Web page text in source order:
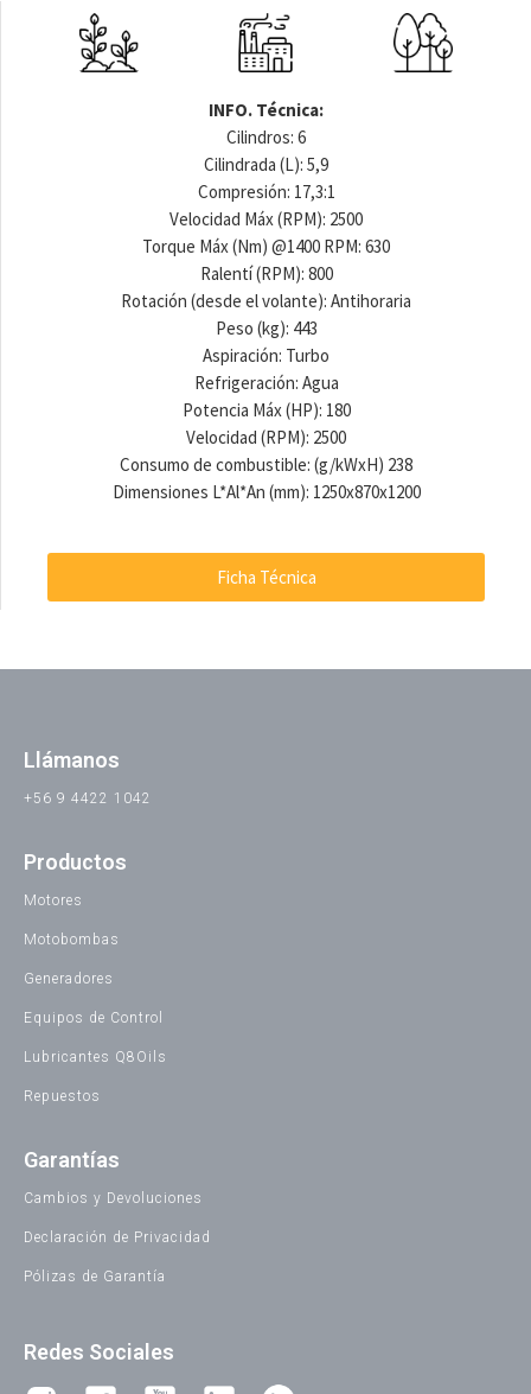
INFO. Técnica:
Cilindros: 6
Cilindrada (L): 5,9
Compresión: 17,3:1
Velocidad Máx (RPM): 2500
Torque Máx (Nm) @1400 RPM: 630
Ralentí (RPM): 800
Rotación (desde el volante): Antihoraria
Peso (kg): 443
Aspiración: Turbo
Refrigeración: Agua
Potencia Máx (HP): 180
Velocidad (RPM): 2500
Consumo de combustible: (g/kWxH) 238
Dimensiones L*Al*An (mm): 1250x870x1200
Ficha Técnica
Llámanos
+56 9 4422 1042
Productos
Motores
Motobombas
Generadores
Equipos de Control
Lubricantes Q8Oils
Repuestos
Garantías
Cambios y Devoluciones
Declaración de Privacidad
Pólizas de Garantía
Redes Sociales